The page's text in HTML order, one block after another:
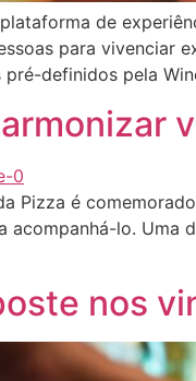
de
para vivenciar
pré-definidos pela
Pizza é
acompanhá-lo. Uma
nos